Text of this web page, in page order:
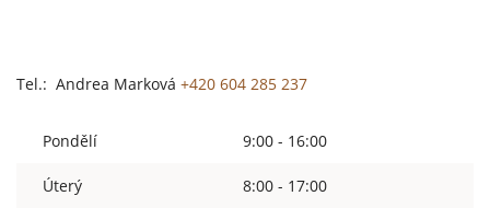
Tel.: Andrea Marková +420 604 285 237
Pondělí 9:00 - 16:00
Úterý 8:00 - 17:00